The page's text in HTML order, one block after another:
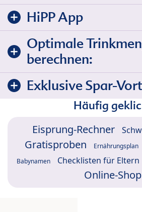
HiPP App
Optimale
berechnen:
Exklusive Spar-
Häufig
Eisprung-Rechner
Gratisproben Ernährungsplan
Babynamen Checklisten für Eltern
Online-Shop